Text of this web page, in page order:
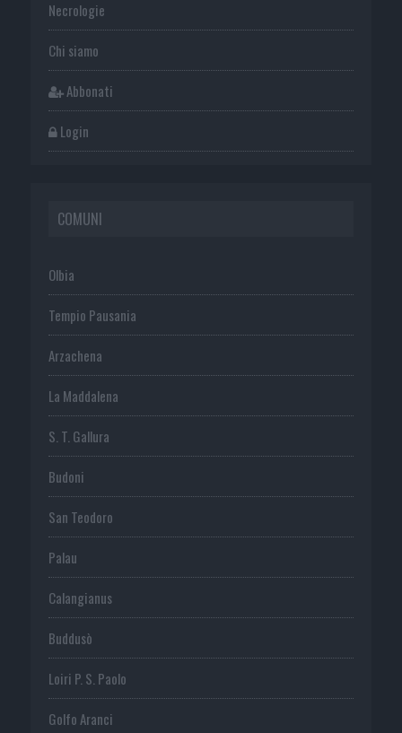
Necrologie
Chi siamo
Abbonati
Login
COMUNI
Olbia
Tempio Pausania
Arzachena
La Maddalena
S. T. Gallura
Budoni
San Teodoro
Palau
Calangianus
Buddusò
Loiri P. S. Paolo
Golfo Aranci